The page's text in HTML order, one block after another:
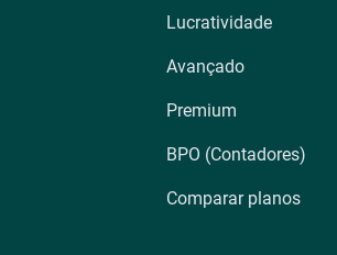
Lucratividade
Avançado
Premium
BPO (Contadores)
Comparar planos